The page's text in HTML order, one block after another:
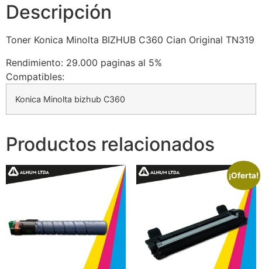
Descripción
Toner Konica Minolta BIZHUB C360 Cian Original TN319
Rendimiento: 29.000 paginas al 5%
Compatibles:
Konica Minolta bizhub C360
Productos relacionados
¡Oferta!